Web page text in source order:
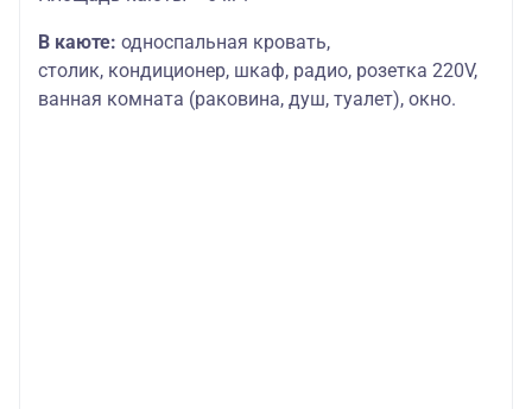
В каюте: односпальная кровать,
столик, кондиционер, шкаф, радио, розетка 220V,
ванная комната (раковина, душ, туалет), окно.